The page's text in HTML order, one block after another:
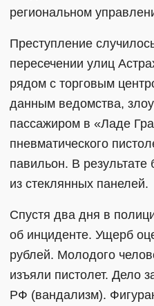
региональном
Преступление
пересечении улиц
рядом с торговым
данным ведомства,
пассажиром в «Ладе
пневматического
павильон. В
из стеклянных панелей.
Спустя два дня в
об инциденте. Ущерб
рублей. Молодого
изъяли пистолет. Дело
РФ (вандализм).